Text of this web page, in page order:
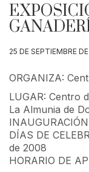
25 DE SEPTIEMBRE
ORGANIZA:
LUGAR: Centro
La Almunia de
DÍAS DE
de 2008
HORARIO DE